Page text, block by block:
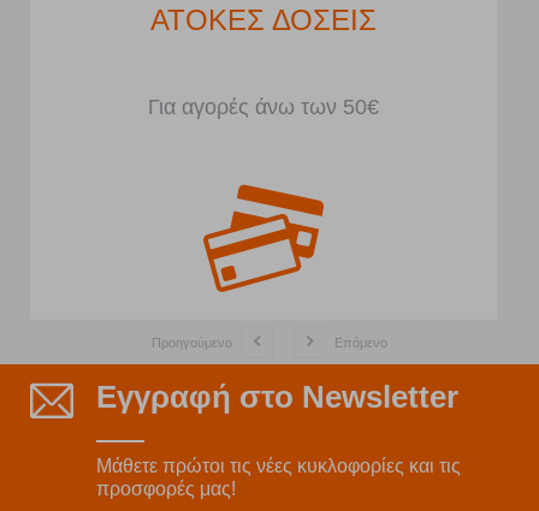
ΑΤΟΚΕΣ ΔΟΣΕΙΣ
Για αγορές άνω των 50€
Προηγούμενο Επόμενο
Εγγραφή στο Newsletter
Μάθετε πρώτοι τις νέες κυκλοφορίες και τις
προσφορές μας!